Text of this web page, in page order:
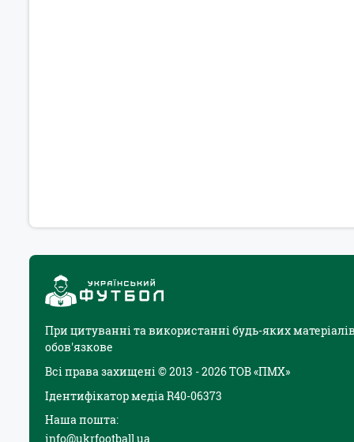
При цитуванні та використанні будь-яких
обов'язкове
Всі права захищені © 2013 - 2026 ТОВ «ПМХ»
Ідентифікатор медіа R40-06373
Наша пошта:
info@ukrfootball.ua